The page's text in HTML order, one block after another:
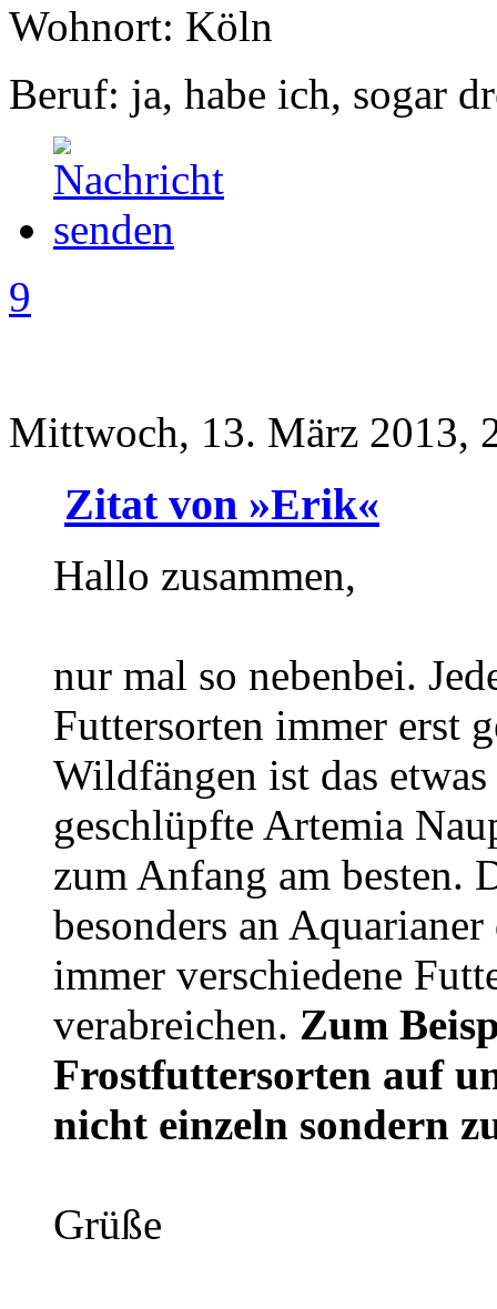
Wohnort: Köln
Beruf: ja, habe ich, sogar
9
Mittwoch, 13. März 2013,
Zitat von »Erik«
Hallo zusammen,
nur mal so nebenbei.
Futtersorten immer erst
Wildfängen ist das
geschlüpfte Artemia
zum Anfang am besten.
besonders an
immer verschiedene
verabreichen. Zum
Frostfuttersorten auf
nicht einzeln sondern
Grüße